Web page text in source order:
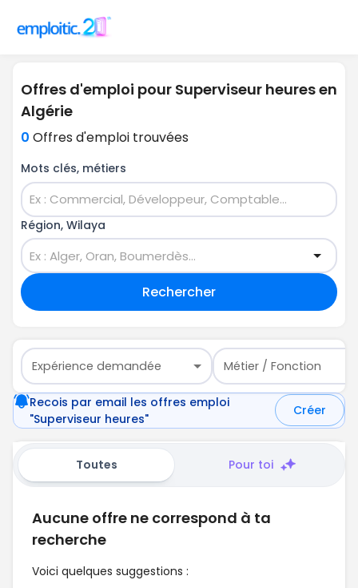
Offres d'emploi pour Superviseur heures en
Algérie
0 Offres d'emploi trouvées
Mots clés, métiers
Région, Wilaya
Rechercher
Expérience demandée Métier / Fonction
Recois par email les offres emploi
"Superviseur heures"
Créer
Toutes Pour toi
Aucune offre ne correspond à ta
recherche
Voici quelques suggestions :